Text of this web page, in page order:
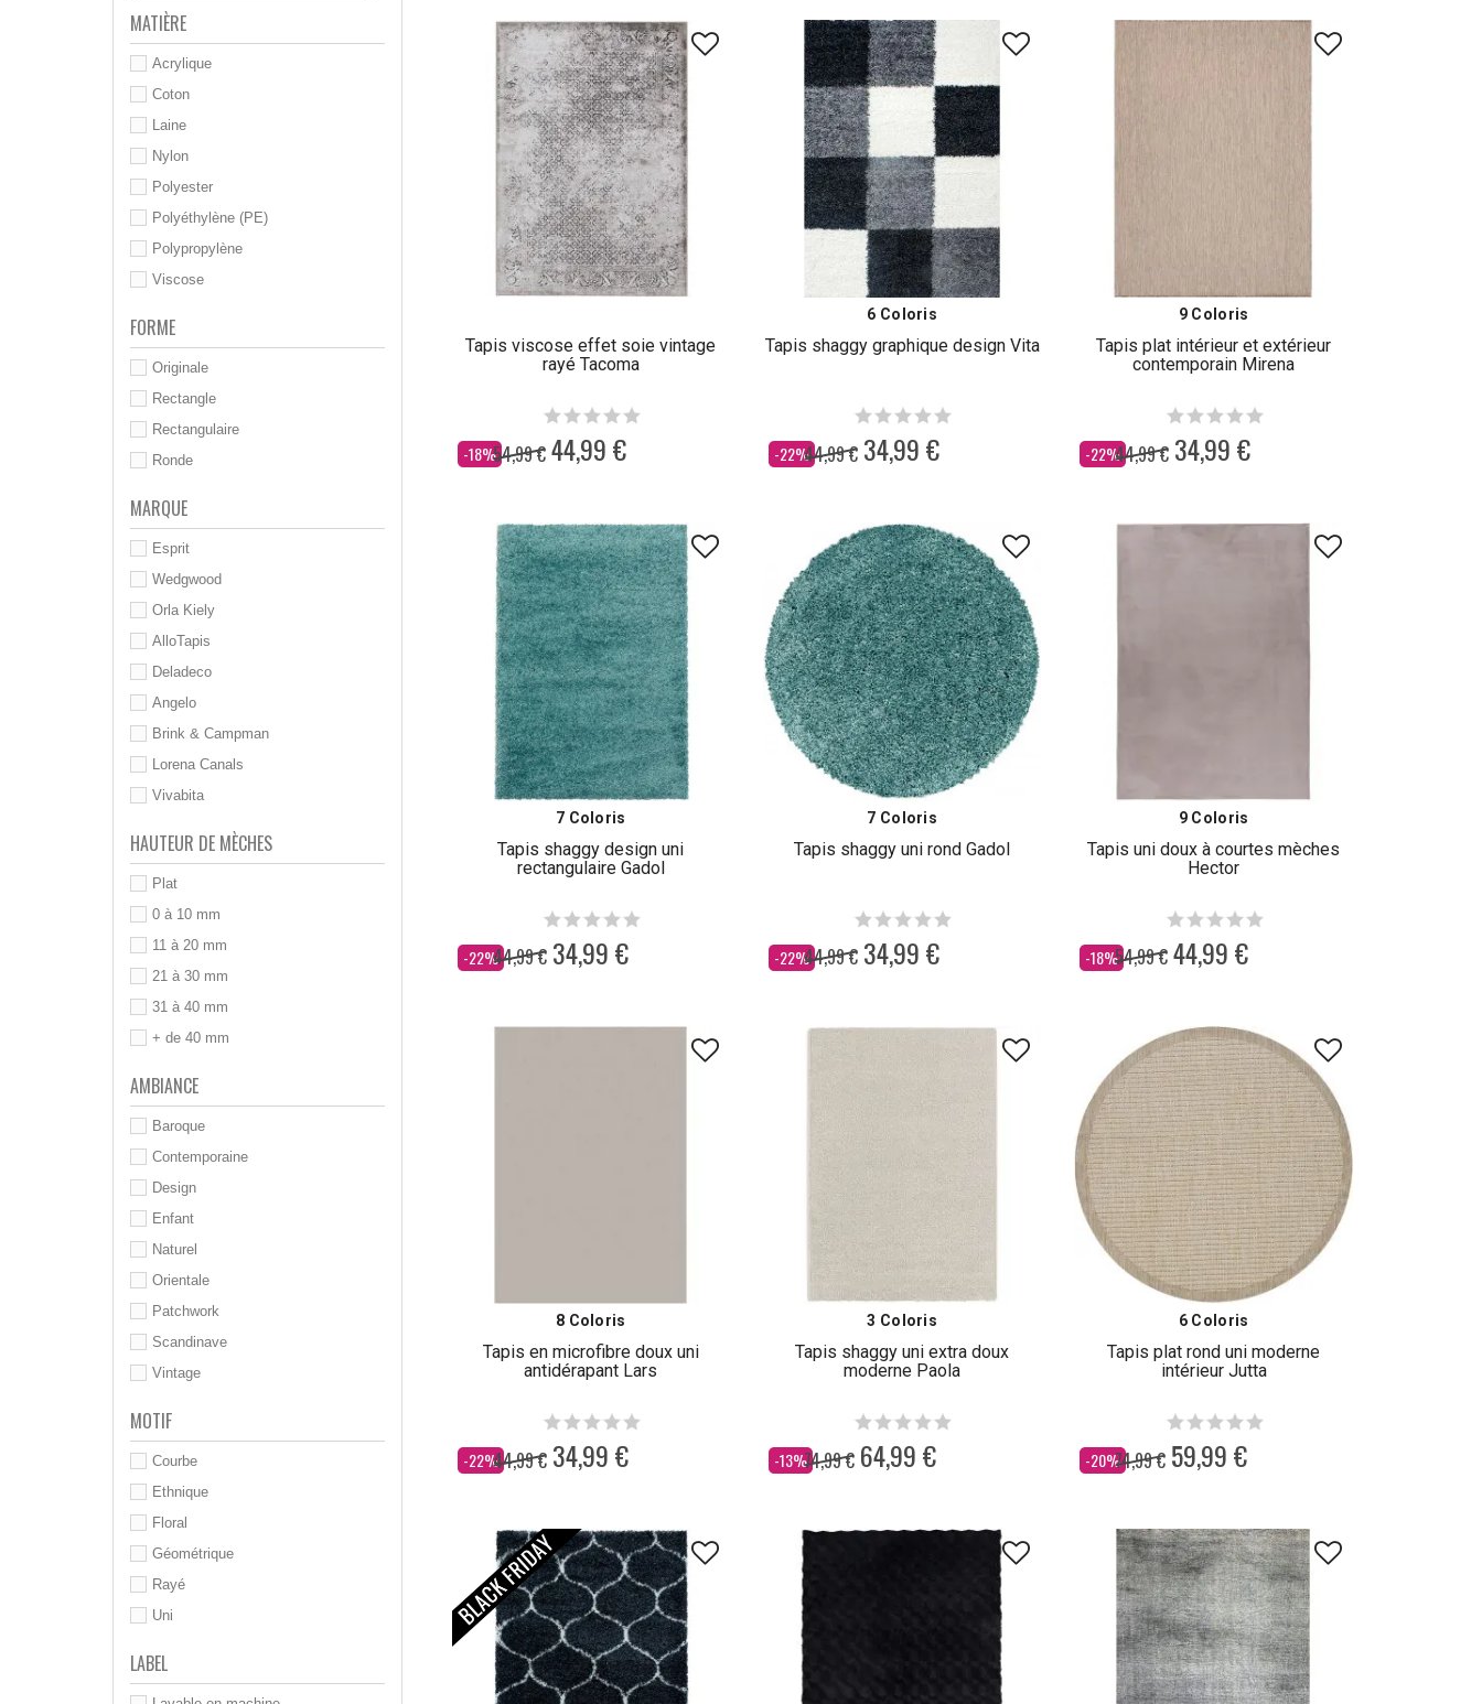
MATIÈRE
Acrylique
Coton
Laine
Nylon
Polyester
Polyéthylène (PE)
Polypropylène
Viscose
FORME
Originale
Rectangle
Rectangulaire
Ronde
MARQUE
Esprit
Wedgwood
Orla Kiely
AlloTapis
Deladeco
Angelo
Brink & Campman
Lorena Canals
Vivabita
HAUTEUR DE MÈCHES
Plat
0 à 10 mm
11 à 20 mm
21 à 30 mm
31 à 40 mm
+ de 40 mm
AMBIANCE
Baroque
Contemporaine
Design
Enfant
Naturel
Orientale
Patchwork
Scandinave
Vintage
MOTIF
Courbe
Ethnique
Floral
Géométrique
Rayé
Uni
LABEL
Tapis viscose effet soie vintage
rayé Tacoma
-18%
Dès 54,99 € 44,99 €
6 Coloris
Tapis shaggy graphique design Vita
-22%
Dès 44,99 € 34,99 €
9 Coloris
Tapis plat intérieur et extérieur
contemporain Mirena
-22%
Dès 44,99 € 34,99 €
7 Coloris
Tapis shaggy design uni
rectangulaire Gadol
-22%
Dès 44,99 € 34,99 €
7 Coloris
Tapis shaggy uni rond Gadol
-22%
Dès 44,99 € 34,99 €
9 Coloris
Tapis uni doux à courtes mèches
Hector
-18%
Dès 54,99 € 44,99 €
8 Coloris
Tapis en microfibre doux uni
antidérapant Lars
-22%
Dès 44,99 € 34,99 €
3 Coloris
Tapis shaggy uni extra doux
moderne Paola
-13%
Dès 74,99 € 64,99 €
6 Coloris
Tapis plat rond uni moderne
intérieur Jutta
-20%
Dès 74,99 € 59,99 €